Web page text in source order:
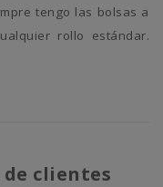
tengo las bolsas a
rollo estándar.
clientes